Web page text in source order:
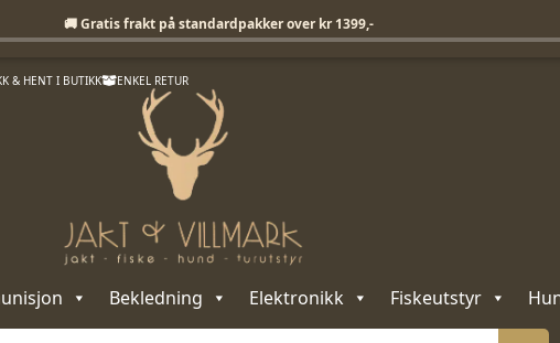
& HENT I BUTIKK ENKEL RETUR
Bekledning Elektronikk Fiskeutstyr
🚚 Gratis frakt på standardpakker over kr 1399,-